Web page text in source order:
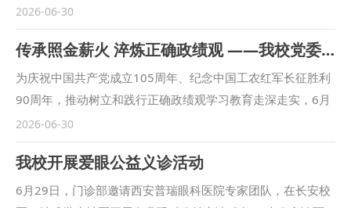
武军出席培训。全体处科级干部、辅导员参加培训。 赵万东
指出，开设“干部大讲堂”是学校扎实推进树立和践行正确政绩
观学习教育，帮助广大干部进一步拓宽视野、增长才干、提升
能力的重要举措。他强调，全体干部要以培训为契机，勤学善
思，将学校事业发展和自身岗位职责紧密结合，深入思考如何
在推进学校治理体系和治理能力现代化中找准定位、主动作
为，切实把学习成果转化为提升管理能力、破解发展难题、推
动事业发展的实际成效，以更加昂扬的精神状态和更加务实的
工作作风，担当作为、笃行实干，为推动学校事业高质量发展
2026-06-30
传承照金薪火 淬炼正确政绩观 ——我校党委理论学习中心组（扩大）赴照金开展实践研学活动
为庆祝中国共产党成立105周年、纪念中国工农红军长征胜利
90周年，推动树立和践行正确政绩观学习教育走深走实，6月
30日，我校党委理论学习中心组（扩大）前往陕甘边革命根据
地照金纪念馆、陈家坡会议旧址，开展“传承照金薪火 淬炼正
确政绩观”实践研学活动。 陕甘边革命根据地照金纪念馆为国
家一级博物馆、全国爱国主义教育示范基地。展馆紧扣“两点
2026-06-30
我校开展爱眼公益义诊活动
6月29日，门诊部邀请西安普瑞眼科医院专家团队，在长安校